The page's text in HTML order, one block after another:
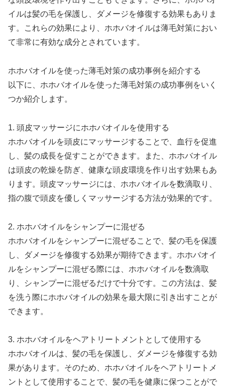
イルは髪の毛を保護し、ダメージを修復する効果もありま
す。これらの効果により、ホホバオイルは薄毛対策におい
て非常に有効な成分とされています。
ホホバオイルを使った薄毛対策の成功事例を紹介する
以下に、ホホバオイルを使った薄毛対策の成功事例をいく
つか紹介します。
1. 頭皮マッサージにホホバオイルを使用する
ホホバオイルを頭皮にマッサージすることで、血行を促進
し、髪の成長を促すことができます。また、ホホバオイル
は頭皮の乾燥を防ぎ、健康な頭皮環境を作り出す効果もあ
ります。頭皮マッサージには、ホホバオイルを数滴取り、
指の腹で頭皮を優しくマッサージする方法が効果的です。
2. ホホバオイルをシャンプーに混ぜる
ホホバオイルをシャンプーに混ぜることで、髪の毛を保護
し、ダメージを修復する効果が期待できます。ホホバオイ
ルをシャンプーに混ぜる際には、ホホバオイルを数滴取
り、シャンプーに混ぜるだけで十分です。この方法は、髪
を洗う際にホホバオイルの効果を最大限に引き出すことが
できます。
3. ホホバオイルをヘアトリートメントとして使用する
ホホバオイルは、髪の毛を保護し、ダメージを修復する効
果があります。そのため、ホホバオイルをヘアトリートメ
ントとして使用することで、髪の毛を健康に保つことがで